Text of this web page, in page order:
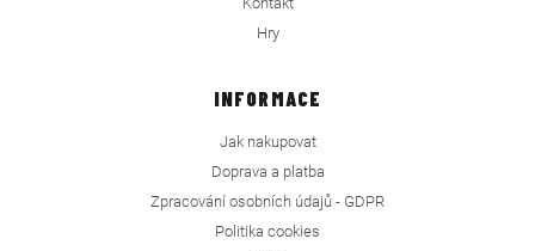
Hry
INFORMACE
Jak nakupovat
Doprava a platba
Zpracování osobních údajů - GDPR
Politika cookies